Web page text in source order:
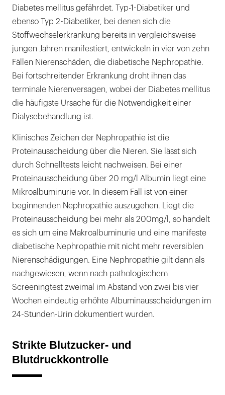
Diabetes mellitus gefährdet. Typ-1-Diabetiker und
ebenso Typ 2-Diabetiker, bei denen sich die
Stoffwechselerkrankung bereits in vergleichsweise
jungen Jahren manifestiert, entwickeln in vier von zehn
Fällen Nierenschäden, die diabetische Nephropathie.
Bei fortschreitender Erkrankung droht ihnen das
terminale Nierenversagen, wobei der Diabetes mellitus
die häufigste Ursache für die Notwendigkeit einer
Dialysebehandlung ist.
Klinisches Zeichen der Nephropathie ist die
Proteinausscheidung über die Nieren. Sie lässt sich
durch Schnelltests leicht nachweisen. Bei einer
Proteinausscheidung über 20 mg/l Albumin liegt eine
Mikroalbuminurie vor. In diesem Fall ist von einer
beginnenden Nephropathie auszugehen. Liegt die
Proteinausscheidung bei mehr als 200mg/l, so handelt
es sich um eine Makroalbuminurie und eine manifeste
diabetische Nephropathie mit nicht mehr reversiblen
Nierenschädigungen. Eine Nephropathie gilt dann als
nachgewiesen, wenn nach pathologischem
Screeningtest zweimal im Abstand von zwei bis vier
Wochen eindeutig erhöhte Albuminausscheidungen im
24-Stunden-Urin dokumentiert wurden.
Strikte Blutzucker- und
Blutdruckkontrolle